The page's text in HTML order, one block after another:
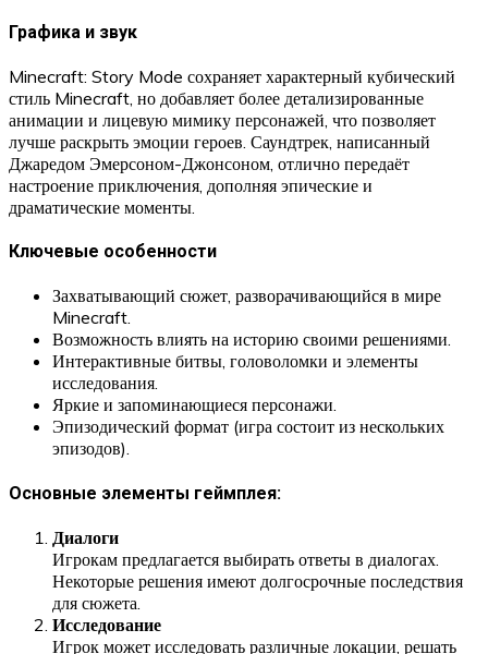
Графика и звук
Minecraft: Story Mode сохраняет характерный кубический
стиль Minecraft, но добавляет более детализированные
анимации и лицевую мимику персонажей, что позволяет
лучше раскрыть эмоции героев. Саундтрек, написанный
Джаредом Эмерсоном-Джонсоном, отлично передаёт
настроение приключения, дополняя эпические и
драматические моменты.
Ключевые особенности
Захватывающий сюжет, разворачивающийся в мире
Minecraft.
Возможность влиять на историю своими решениями.
Интерактивные битвы, головоломки и элементы
исследования.
Яркие и запоминающиеся персонажи.
Эпизодический формат (игра состоит из нескольких
эпизодов).
Основные элементы геймплея:
Диалоги
Игрокам предлагается выбирать ответы в диалогах.
Некоторые решения имеют долгосрочные последствия
для сюжета.
Исследование
Игрок может исследовать различные локации, решать